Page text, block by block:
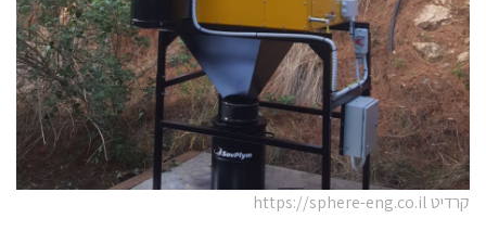
קרדיט https://sphere-eng.co.il